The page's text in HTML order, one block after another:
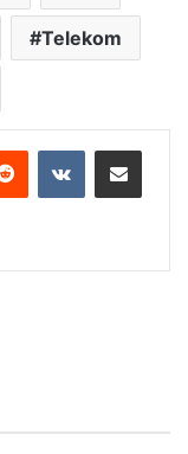
Telekom